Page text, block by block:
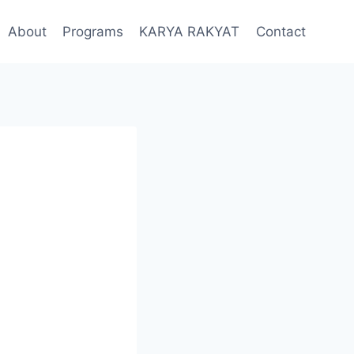
About Programs KARYA RAKYAT Contact